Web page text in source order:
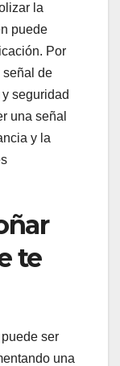
la
puede
Por
señal de
seguridad
una señal
y la
te
ser
una